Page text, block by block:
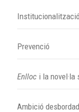
Institucionalització
Prevenció
Enlloc i la novel·la
Ambició